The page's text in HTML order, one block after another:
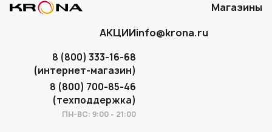
Магазины
АКЦИИinfo@krona.ru
8 (800) 333-16-68
(интернет-магазин)
8 (800) 700-85-46
(техподдержка)
ПН-ВС: 9:00 - 21:00